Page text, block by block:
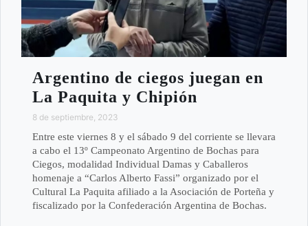
Argentino de ciegos juegan en
La Paquita y Chipión
8 de septiembre, 2023
Entre este viernes 8 y el sábado 9 del corriente se llevara
a cabo el 13º Campeonato Argentino de Bochas para
Ciegos, modalidad Individual Damas y Caballeros
homenaje a “Carlos Alberto Fassi” organizado por el
Cultural La Paquita afiliado a la Asociación de Porteña y
fiscalizado por la Confederación Argentina de Bochas.